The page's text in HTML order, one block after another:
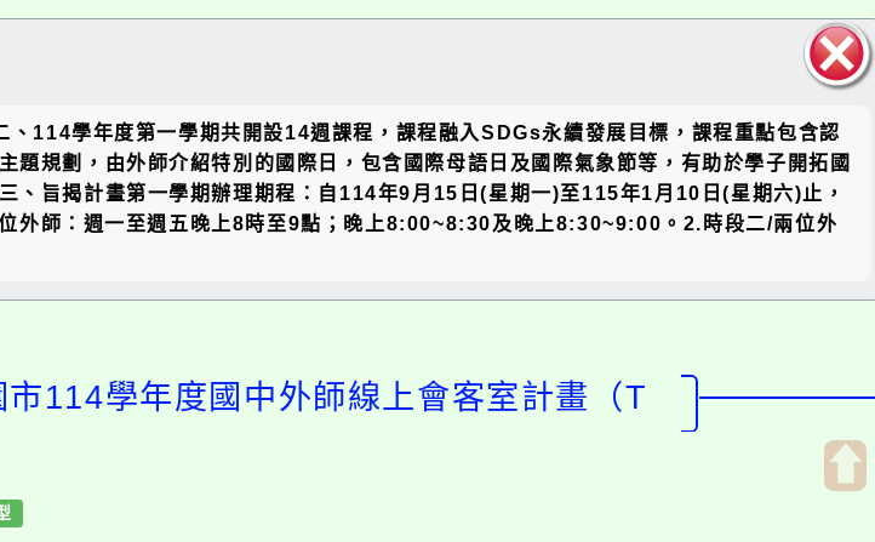
塊
114學年度第一學期共開設14週課程，課程融入SDGs永續發展目標，課程重點包含認
規劃，由外師介紹特別的國際日，包含國際母語日及國際氣象節等，有助於學子開拓國
、旨揭計畫第一學期辦理期程：自114年9月15日(星期一)至115年1月10日(星期六)止，
外師：週一至週五晚上8時至9點；晚上8:00~8:30及晚上8:30~9:00。2.時段二/兩位外
114學年度國中外師線上會客室計畫（T